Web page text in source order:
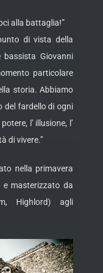
alla battaglia!”
di vista della
bassista Giovanni
particolare
storia. Abbiamo
del fardello di ogni
l’ illusione, l’
di vivere.”
nella primavera
masterizzato da
Highlord) agli